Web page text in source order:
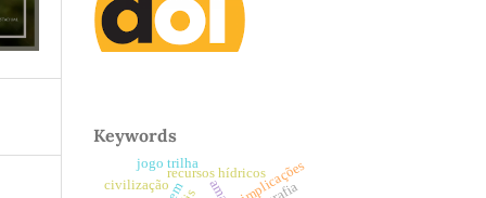
Keywords
implicações
recursos hídricos
civilização
jogo trilha